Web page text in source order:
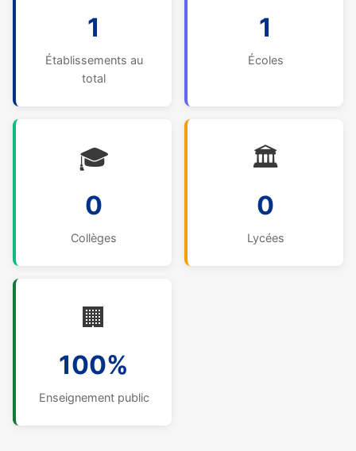
1
Établissements au
total
1
Écoles
🎓
0
Collèges
🏛️
0
Lycées
🏢
100%
Enseignement public